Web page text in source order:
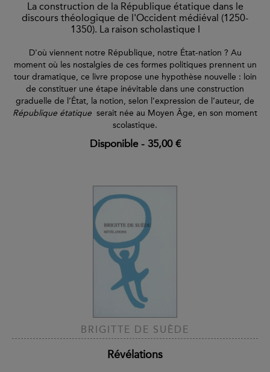
La construction de la République étatique dans le
discours théologique de l'Occident médiéval (1250-
1350). La raison scholastique I
D'où viennent notre République, notre État-nation ? Au
moment où les nostalgies de ces formes politiques prennent un
tour dramatique, ce livre propose une hypothèse nouvelle : loin
de constituer une étape inévitable dans une construction
graduelle de l’État, la notion, selon l’expression de l’auteur, de
République étatique serait née au Moyen Âge, en son moment
scolastique.
Disponible- 35,00 €
BRIGITTE DE SUÈDE
Révélations